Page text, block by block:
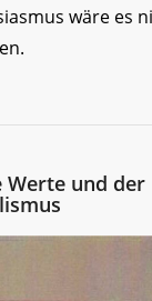
wäre es
Werte und der